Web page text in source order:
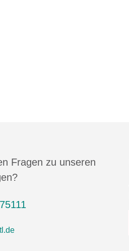
Fragen zu unseren